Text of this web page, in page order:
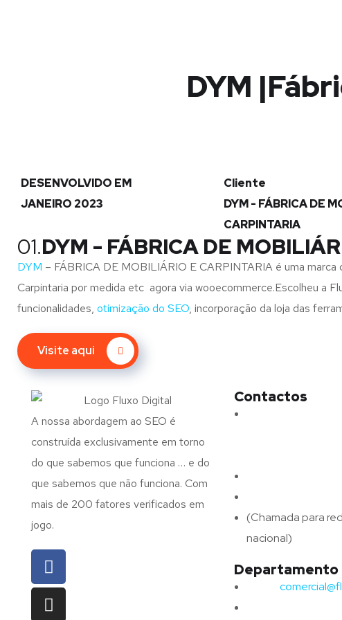
DYM
DESENVOLVIDO EM
JANEIRO 2023
Cliente
DYM - FÁBRICA DE
CARPINTARIA
01.DYM - FÁBRICA DE
DYM – FÁBRICA DE MOBILIÁRIO E CARPINTARIA é uma
Carpintaria por medida etc agora via wooecommerce.Escolheu a
funcionalidades, otimização do SEO, incorporação da loja das
Visite aqui
A nossa abordagem ao SEO é
construída exclusivamente em torno
do que sabemos que funciona … e do
que sabemos que não funciona. Com
mais de 200 fatores verificados em
jogo.
Contactos
(Chamada para
nacional)
Departamento